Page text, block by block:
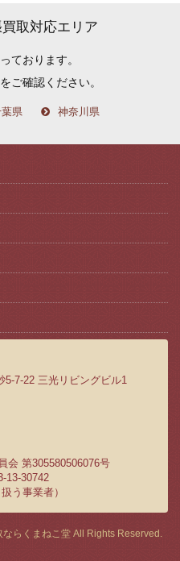
取対応エリア
ております。
をご確認ください。
県 神奈川県
5-7-22 三光リビングビル1
会 第305580506076号
13-30742
う事業者）
ならくまねこ堂 All Rights Reserved.